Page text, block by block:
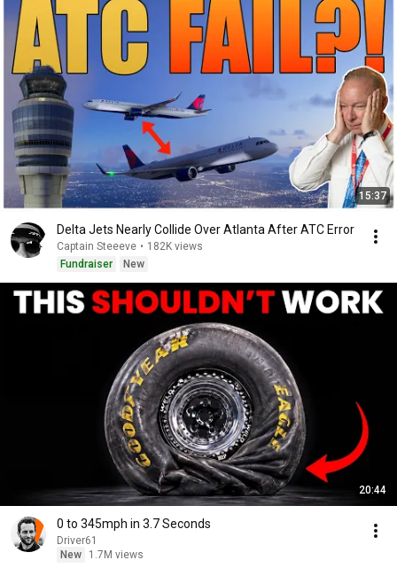
15:37
Delta Jets Nearly Collide Over Atlanta After ATC Error
Captain Steeeve • 182K views
Fundraiser
New
20:44
0 to 345mph in 3.7 Seconds
Driver61
New
1.7M views